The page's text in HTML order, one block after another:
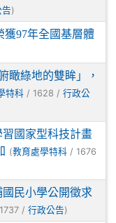
告)
獲97年全國基層體
瞰綠地的雙眸」，
特科 / 1628 / 行政公
國家型科技計畫
(教育處學特科 / 1676
民小學公開徵求
/ 行政公告)